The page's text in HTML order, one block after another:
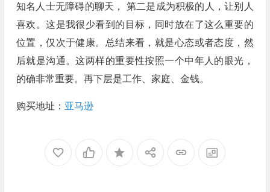
知名人士无障碍的聊天， 第二是成为积极的人，让别人
喜欢。这是我很少看到的目标，同时放在了这么重要的
位置，仅次于健康。总结来看，就是心态或者态度，然
后就是沟通。这两样的重要性按照一个中年人的眼光，
的确非常重要。再下层是工作、家庭、金钱。
购买地址： 亚马逊